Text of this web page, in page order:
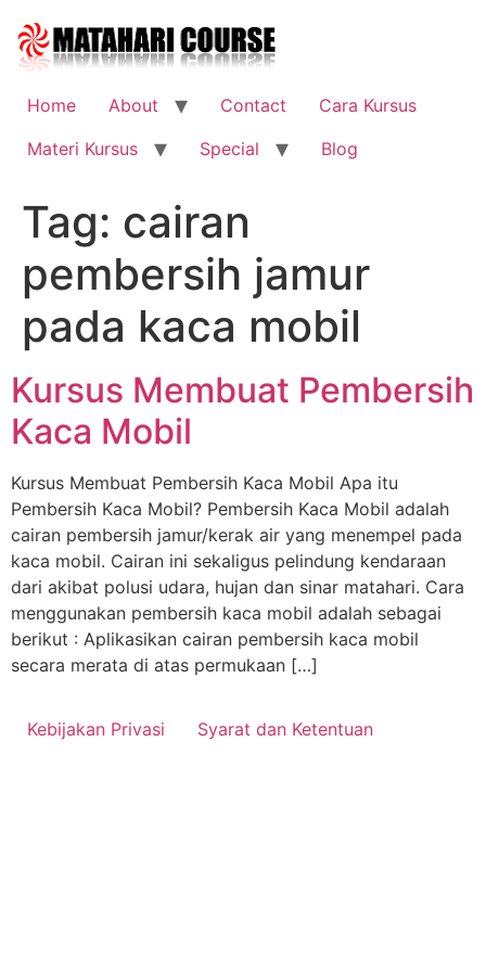
content
Home
About Contact
Cara Kursus
Materi Kursus
Special Blog
Tag: cairan
pembersih jamur
pada kaca mobil
Kursus Membuat Pembersih
Kaca Mobil
Kursus Membuat Pembersih Kaca Mobil Apa itu
Pembersih Kaca Mobil? Pembersih Kaca Mobil adalah
cairan pembersih jamur/kerak air yang menempel pada
kaca mobil. Cairan ini sekaligus pelindung kendaraan
dari akibat polusi udara, hujan dan sinar matahari. Cara
menggunakan pembersih kaca mobil adalah sebagai
berikut : Aplikasikan cairan pembersih kaca mobil
secara merata di atas permukaan […]
Kebijakan Privasi Syarat dan Ketentuan